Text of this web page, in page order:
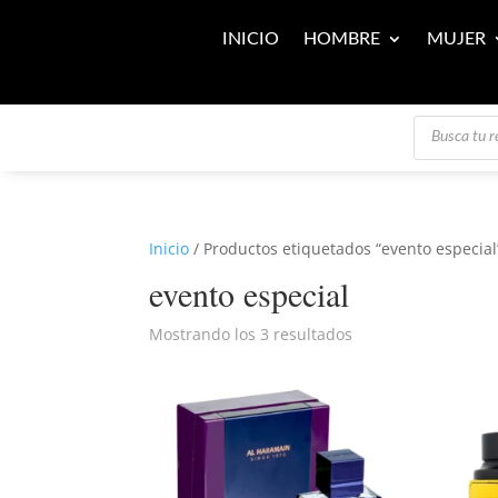
INICIO HOMBRE MUJER
Búsqueda
productos
Inicio / Productos etiquetados “evento
evento especial
Mostrando los 3 resultados